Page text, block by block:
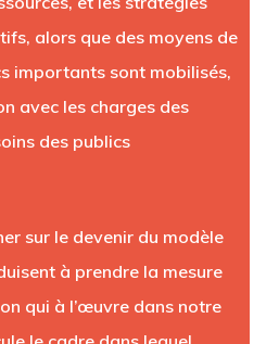
alors que des moyens de
importants sont mobilisés,
avec les charges des
des publics
sur le devenir du modèle
à prendre la mesure
qui à l’œuvre dans notre